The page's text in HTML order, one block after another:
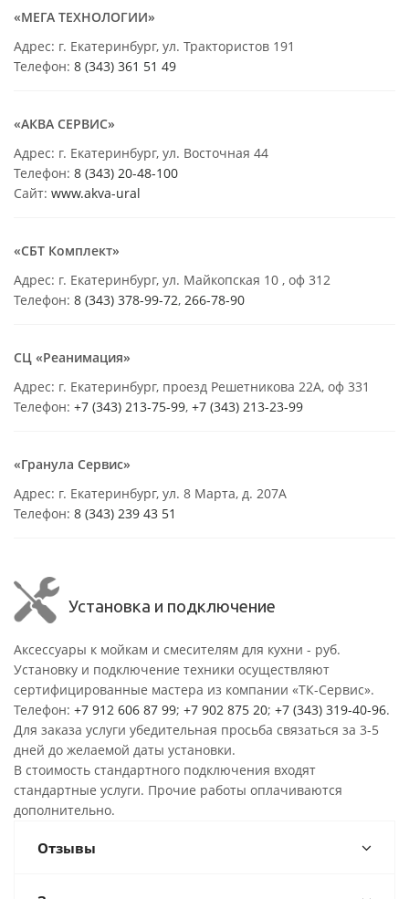
«МЕГА ТЕХНОЛОГИИ»
Адрес: г. Екатеринбург, ул. Трактористов 191
Телефон: 8 (343) 361 51 49
«АКВА СЕРВИС»
Адрес: г. Екатеринбург, ул. Восточная 44
Телефон: 8 (343) 20-48-100
Сайт: www.akva-ural
«СБТ Комплект»
Адрес: г. Екатеринбург, ул. Майкопская 10 , оф 312
Телефон: 8 (343) 378-99-72, 266-78-90
СЦ «Реанимация»
Адрес: г. Екатеринбург, проезд Решетникова 22А, оф 331
Телефон: +7 (343) 213-75-99, +7 (343) 213-23-99
«Гранула Сервис»
Адрес: г. Екатеринбург, ул. 8 Марта, д. 207А
Телефон: 8 (343) 239 43 51
Установка и подключение
Аксессуары к мойкам и смесителям для кухни - руб.
Установку и подключение техники осуществляют
сертифицированные мастера из компании «ТК-Сервис».
Телефон: +7 912 606 87 99; +7 902 875 20; +7 (343) 319-40-96.
Для заказа услуги убедительная просьба связаться за 3-5
дней до желаемой даты установки.
В стоимость стандартного подключения входят
стандартные услуги. Прочие работы оплачиваются
дополнительно.
Отзывы